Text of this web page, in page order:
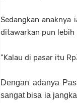
Sedangkan
ditawarkan pun lebih
"Kalau di pasar itu
Dengan adanya
sangat bisa ia